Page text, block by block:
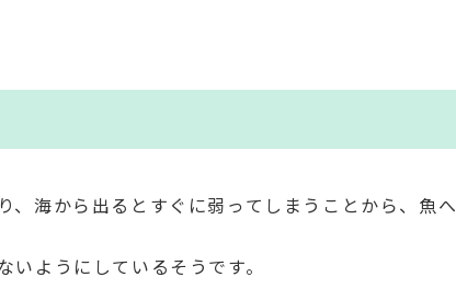
海から出るとすぐに弱ってしまうことから、魚へ
ようにしているそうです。